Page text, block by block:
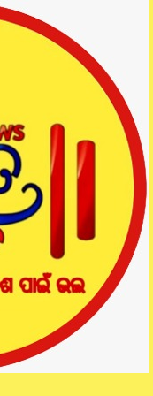
ସମର୍ଥନ,
ପଦାର୍ଥ
ଲୁଟୁଛନ୍ତି ଖଣିଜ ପଦାର୍ଥ।
ଥାନା ଅନ୍ତର୍ଗତ
ଗୁଣ୍ଡ ଲୁହାପଥର ରୁ
ଧରି ଗ୍ରାମବାସୀ
ବିଳମ୍ବିତ ରାତିରେ